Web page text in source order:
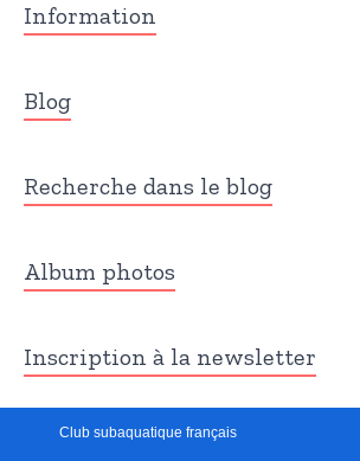
Information
Blog
Recherche dans le blog
Album photos
Inscription à la newsletter
Club subaquatique français